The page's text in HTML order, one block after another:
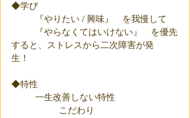
◆学び
	『やりたい / 興味』　を我慢して
すると、ストレスから二次障害が発
生！
◆特性
	一生改善しない特性
		こだわり